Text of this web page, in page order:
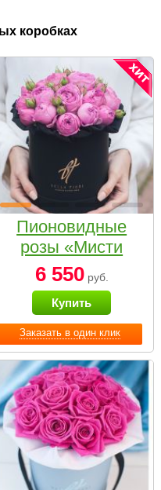
коробках
Заказать в один клик
Пионовидные
розы «Мисти
бабблс» в
черной коробке
Small
6 550руб.
Купить